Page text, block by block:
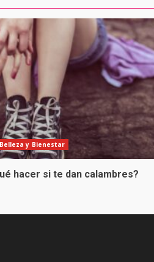
Belleza y Bienestar
hacer si te dan calambres?